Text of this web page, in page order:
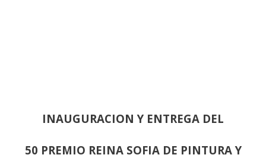
INAUGURACION Y ENTREGA DEL
50 PREMIO REINA SOFIA DE PINTURA Y